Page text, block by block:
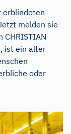
erblindeten
melden sie
CHRISTIAN
ist ein alter
oder